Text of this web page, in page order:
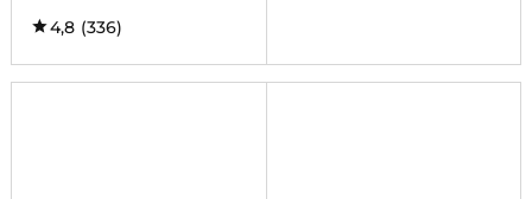
4,8 (336)